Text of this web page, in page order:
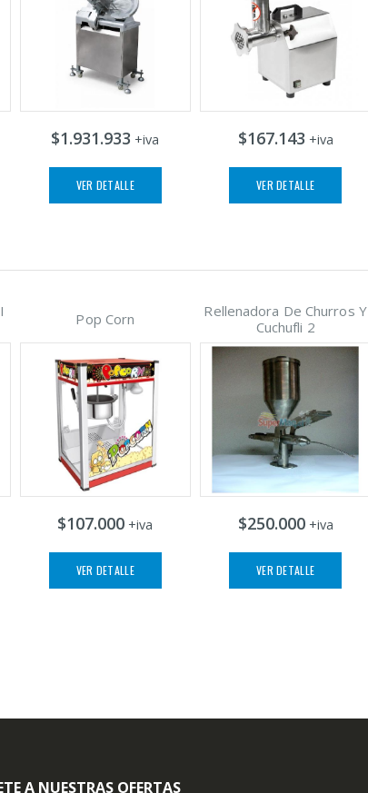
$1.931.933 +iva
VER DETALLE
$167.143 +iva
VER DETALLE
Pop Corn
$107.000 +iva
VER DETALLE
Rellenadora De Churros Y
Cuchufli 2
$250.000+iva
VER DETALLE
A NUESTRAS OFERTAS